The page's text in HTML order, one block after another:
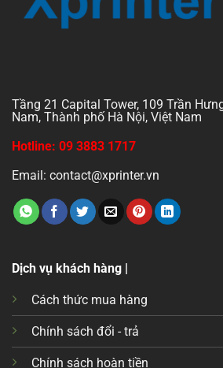
Tầng 21 Capital Tower, 109 Trần
Nam, Thành phố Hà Nội, Việt Nam
Hotline: 09 3883 1717
Email: contact@xprinter.vn
Dịch vụ khách hàng |
Cách thức mua hàng
Chính sách đổi - trả
Chính sách hoàn tiền